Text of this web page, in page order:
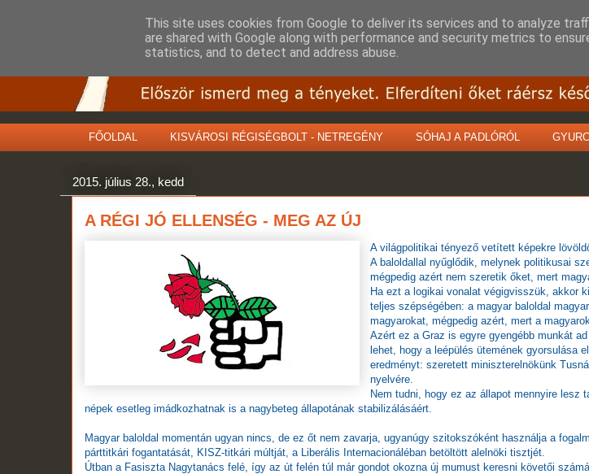
FŐOLDAL KISVÁROSI RÉGISÉGBOLT - NETREGÉNY SÓHAJ A PADLÓRÓL
2015. július 28., kedd
A RÉGI JÓ ELLENSÉG - MEG AZ ÚJ
A világpolitikai tényező vetített képekre
A baloldallal nyűglődik, melynek politikusai
mégpedig azért nem szeretik őket, mert
Ha ezt a logikai vonalat végigvisszük, akkor
teljes szépségében: a magyar baloldal
magyarokat, mégpedig azért, mert a
Azért ez a Graz is egyre gyengébb munkát
lehet, hogy a leépülés ütemének gyorsulása
eredményt: szeretett miniszterelnökünk
nyelvére.
Nem tudni, hogy ez az állapot mennyire lesz
népek esetleg imádkozhatnak is a nagybeteg állapotának stabilizálásáért.
Magyar baloldal momentán ugyan nincs, de ez őt nem zavarja, ugyanúgy szitokszóként használja a
párttitkári fogantatását, KISZ-titkári múltját, a Liberális Internacionáléban betöltött alelnöki tisztjét.
Útban a Fasiszta Nagytanács felé, így az út felén túl már gondot okozna új mumust keresni követői
This site uses cookies from Google to deliver its services and to analyze
are shared with Google along with performance and security metrics to
statistics, and to detect and address abuse.